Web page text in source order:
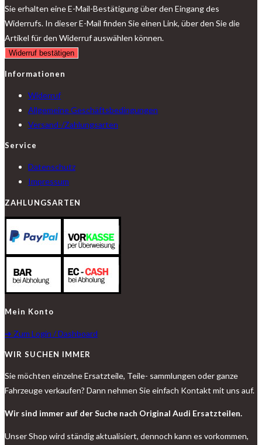
Sie erhalten eine E-Mail-Bestätigung über den Eingang des
Widerrufs. In dieser E-Mail finden Sie einen Link, über den Sie die
Artikel für den Widerruf auswählen können.
Widerruf bestätigen
Informationen
Widerruf
Allgemeine Geschäftsbedingungen
Versand-/Zahlungsarten
Service
Datenschutz
Impressum
ZAHLUNGSARTEN
Mein Konto
➔ Zum Login / Dashboard
WIR SUCHEN IMMER
Sie möchten einzelne Ersatzteile, Teile- sammlungen oder ganze
Fahrzeuge verkaufen? Dann nehmen Sie einfach Kontakt mit uns auf.
Wir sind immer auf der Suche nach Original Audi Ersatzteilen.
Unser Shop wird ständig aktualisiert, dennoch kann es vorkommen,